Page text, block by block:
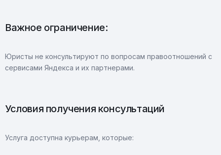
Важное ограничение:
Юристы не консультируют по вопросам правоотношений с
сервисами Яндекса и их партнерами.
Условия получения консультаций
Услуга доступна курьерам, которые: